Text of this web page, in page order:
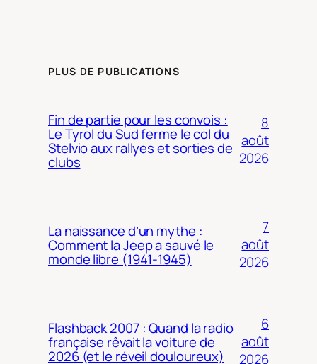
PLUS DE PUBLICATIONS
Fin de partie pour les convois :
Le Tyrol du Sud ferme le col du
Stelvio aux rallyes et sorties de
clubs
8
août
2026
La naissance d’un mythe :
Comment la Jeep a sauvé le
monde libre (1941-1945)
7
août
2026
Flashback 2007 : Quand la radio
française rêvait la voiture de
2026 (et le réveil douloureux)
6
août
2026